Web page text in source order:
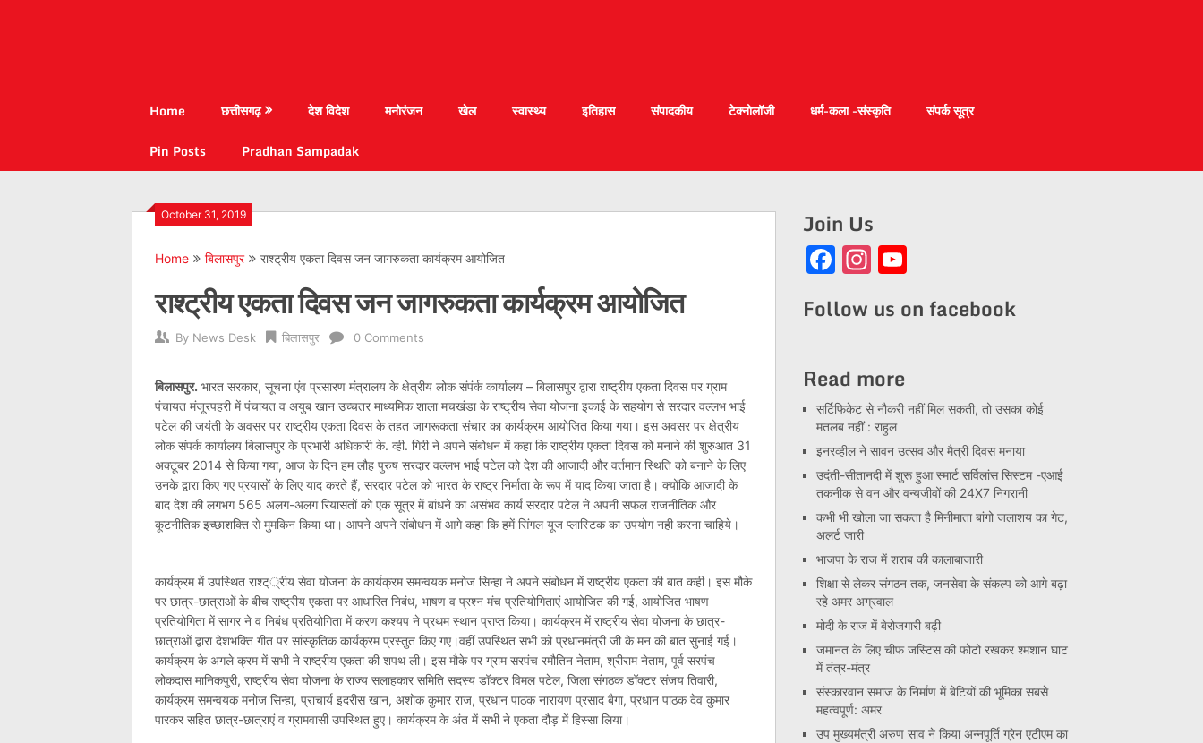
Home छत्तीसगढ़ देश विदेश मनोरंजन खेल स्वास्थ्य इतिहास संपादकीय टेक्नोलॉजी धर्म-कला -संस्कृति
संपर्क सूत्र
Pin Posts
Pradhan Sampadak
October 31, 2019
Home बिलासपुर राश्ट्रीय एकता दिवस जन जागरुकता कार्यक्रम आयोजित
राश्ट्रीय एकता दिवस जन जागरुकता कार्यक्रम आयोजित
By News Desk बिलासपुर 0 Comments
बिलासपुर. भारत सरकार, सूचना एंव प्रसारण मंत्रालय के क्षेत्रीय लोक संपंर्क कार्यालय – बिलासपुर द्वारा राष्ट्रीय एकता दिवस पर ग्राम
पंचायत मंजूरपहरी में पंचायत व अयुब खान उच्चतर माध्यमिक शाला मचखंडा के राष्ट्रीय सेवा योजना इकाई के सहयोग से सरदार वल्लभ भाई
पटेल की जयंती के अवसर पर राष्ट्रीय एकता दिवस के तहत जागरूकता संचार का कार्यक्रम आयोजित किया गया। इस अवसर पर क्षेत्रीय
लोक संपर्क कार्यालय बिलासपुर के प्रभारी अधिकारी के. व्ही. गिरी ने अपने संबोधन में कहा कि राष्ट्रीय एकता दिवस को मनाने की शुरुआत 31
अक्टूबर 2014 से किया गया, आज के दिन हम लौह पुरुष सरदार वल्लभ भाई पटेल को देश की आजादी और वर्तमान स्थिति को बनाने के लिए
उनके द्वारा किए गए प्रयासों के लिए याद करते हैं, सरदार पटेल को भारत के राष्ट्र निर्माता के रूप में याद किया जाता है। क्योंकि आजादी के
बाद देश की लगभग 565 अलग-अलग रियासतों को एक सूत्र में बांधने का असंभव कार्य सरदार पटेल ने अपनी सफल राजनीतिक और
कूटनीतिक इच्छाशक्ति से मुमकिन किया था। आपने अपने संबोधन में आगे कहा कि हमें सिंगल यूज प्लास्टिक का उपयोग नही करना चाहिये।
कार्यक्रम में उपस्थित राश्ट््रीय सेवा योजना के कार्यक्रम समन्वयक मनोज सिन्हा ने अपने संबोधन में राष्ट्रीय एकता की बात कही। इस मौके
पर छात्र-छात्राओं के बीच राष्ट्रीय एकता पर आधारित निबंध, भाषण व प्रश्न मंच प्रतियोगिताएं आयोजित की गई, आयोजित भाषण
प्रतियोगिता में सागर ने व निबंध प्रतियोगिता में करण कश्यप ने प्रथम स्थान प्राप्त किया। कार्यक्रम में राष्ट्रीय सेवा योजना के छात्र-
छात्राओं द्वारा देशभक्ति गीत पर सांस्कृतिक कार्यक्रम प्रस्तुत किए गए।वहीं उपस्थित सभी को प्रधानमंत्री जी के मन की बात सुनाई गई।
कार्यक्रम के अगले क्रम में सभी ने राष्ट्रीय एकता की शपथ ली। इस मौके पर ग्राम सरपंच रमौतिन नेताम, श्रीराम नेताम, पूर्व सरपंच
लोकदास मानिकपुरी, राष्ट्रीय सेवा योजना के राज्य सलाहकार समिति सदस्य डॉक्टर विमल पटेल, जिला संगठक डॉक्टर संजय तिवारी,
कार्यक्रम समन्वयक मनोज सिन्हा, प्राचार्य इदरीस खान, अशोक कुमार राज, प्रधान पाठक नारायण प्रसाद बैगा, प्रधान पाठक देव कुमार
पारकर सहित छात्र-छात्राएं व ग्रामवासी उपस्थित हुए। कार्यक्रम के अंत में सभी ने एकता दौड़ में हिस्सा लिया।
Join Us
Facebook
Instagram
Follow us on facebook
Read more
सर्टिफिकेट से नौकरी नहीं मिल सकती, तो उसका कोई
मतलब नहीं : राहुल
इनरव्हील ने सावन उत्सव और मैत्री दिवस मनाया
उदंती-सीतानदी में शुरू हुआ स्मार्ट सर्विलांस सिस्टम -एआई
तकनीक से वन और वन्यजीवों की 24X7 निगरानी
कभी भी खोला जा सकता है मिनीमाता बांगो जलाशय का गेट,
अलर्ट जारी
भाजपा के राज में शराब की कालाबाजारी
शिक्षा से लेकर संगठन तक, जनसेवा के संकल्प को आगे बढ़ा
रहे अमर अग्रवाल
मोदी के राज में बेरोजगारी बढ़ी
जमानत के लिए चीफ जस्टिस की फोटो रखकर श्मशान घाट
में तंत्र-मंत्र
संस्कारवान समाज के निर्माण में बेटियों की भूमिका सबसे
महत्वपूर्ण: अमर
उप मुख्यमंत्री अरुण साव ने किया अन्नपूर्ति ग्रेन एटीएम का